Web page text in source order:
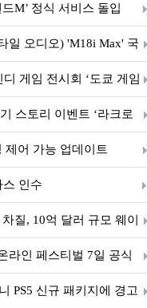
M’ 정식 서비스 돌입
일 오디오) 'M18i Max' 국
게임 전시회 ‘도쿄 게임
스토리 이벤트 ‘라크로
실시!
제어 가능 업데이트
인수
질, 10억 달러 규모 웨이
라인 페스티벌 7일 공식
PS5 신규 패키지에 경고